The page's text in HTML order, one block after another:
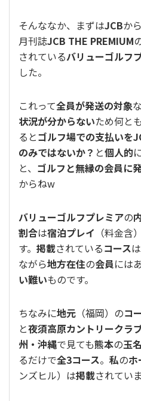
そんななか、まずはJCBか
月刊誌JCB THE PREMIUM
されているバリューゴルフ
した。
これって全員が発送の対象
状況が分からないため何と
るとゴルフ場での支払いを
のみではないか？ と個人的
と、 ゴルフと無縁の会員に
からねw
バリューゴルフプレミアの
割合は宿泊プレイ （料金含
す。 掲載されているコースは
ながら地方在住の会員には
い難いものです。
ちなみに地元 （福岡）のコ
と夜須高原カントリークラ
州・沖縄で見ても熊本の玉
るだけで全3コース。 私のホ
ンズヒル）は掲載されてい